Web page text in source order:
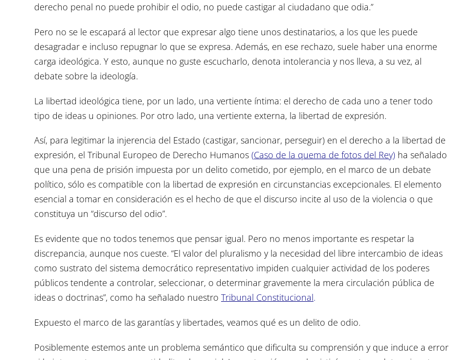
derecho penal no puede prohibir el odio, no puede castigar al ciudadano que odia.”
Pero no se le escapará al lector que expresar algo tiene unos destinatarios, a los que les puede
desagradar e incluso repugnar lo que se expresa. Además, en ese rechazo, suele haber una enorme
carga ideológica. Y esto, aunque no guste escucharlo, denota intolerancia y nos lleva, a su vez, al
debate sobre la ideología.
La libertad ideológica tiene, por un lado, una vertiente íntima: el derecho de cada uno a tener todo
tipo de ideas u opiniones. Por otro lado, una vertiente externa, la libertad de expresión.
Así, para legitimar la injerencia del Estado (castigar, sancionar, perseguir) en el derecho a la libertad de
expresión, el Tribunal Europeo de Derecho Humanos (Caso de la quema de fotos del Rey) ha señalado
que una pena de prisión impuesta por un delito cometido, por ejemplo, en el marco de un debate
político, sólo es compatible con la libertad de expresión en circunstancias excepcionales. El elemento
esencial a tomar en consideración es el hecho de que el discurso incite al uso de la violencia o que
constituya un “discurso del odio”.
Es evidente que no todos tenemos que pensar igual. Pero no menos importante es respetar la
discrepancia, aunque nos cueste. “El valor del pluralismo y la necesidad del libre intercambio de ideas
como sustrato del sistema democrático representativo impiden cualquier actividad de los poderes
públicos tendente a controlar, seleccionar, o determinar gravemente la mera circulación pública de
ideas o doctrinas”, como ha señalado nuestro Tribunal Constitucional.
Expuesto el marco de las garantías y libertades, veamos qué es un delito de odio.
Posiblemente estemos ante un problema semántico que dificulta su comprensión y que induce a error